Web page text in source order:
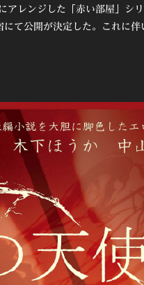
アレンジした「赤い部屋」シ
て公開が決定した。これに